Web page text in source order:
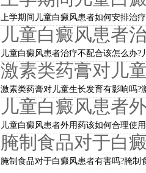
上学期间儿童白癜风患者如何安排治
儿童白癜风患者
儿童白癜风患者治疗不配合该怎么办
激素类药膏对儿
激素类药膏对儿童生长发育有影响吗?
儿童白癜风患者
儿童白癜风患者外用药该如何合理使
腌制食品对于白
腌制食品对于白癜风患者有害吗?腌